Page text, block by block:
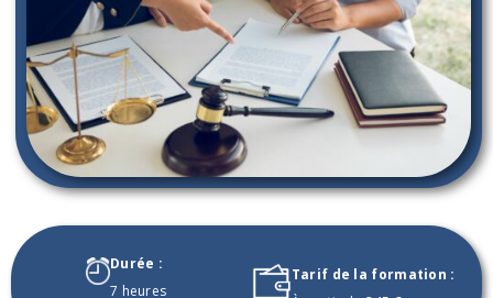
Durée :
7 heures
Tarif de la formation :